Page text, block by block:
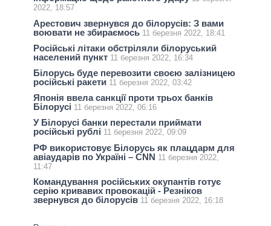
2022, 18:57
Арестович звернувся до білорусів: З вами
воювати не збираємось 11 березня 2022, 18:41
Російські літаки обстріляли білоруський
населений пункт 11 березня 2022, 16:34
Білорусь буде перевозити своєю залізницею
російські ракети 11 березня 2022, 03:42
Японія ввела санкції проти трьох банків
Білорусі 11 березня 2022, 06:16
У Білорусі банки перестали приймати
російські рублі 11 березня 2022, 09:09
РФ використовує Білорусь як плацдарм для
авіаударів по Україні – CNN 11 березня 2022,
11:47
Командування російських окупантів готує
серію кривавих провокацій - Резніков
звернувся до білорусів 11 березня 2022, 16:18